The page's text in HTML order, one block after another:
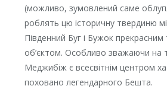
(можливо, зумовлений саме
роблять цю історичну твердиню
Південний Буг і Бужок
об’єктом. Особливо зважаючи на
Меджибіж є всесвітнім центром
поховано легендарного Бешта.